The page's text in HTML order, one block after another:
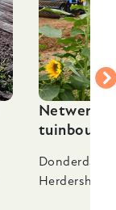
tuinbouw'
Donderdag
Herdershof,